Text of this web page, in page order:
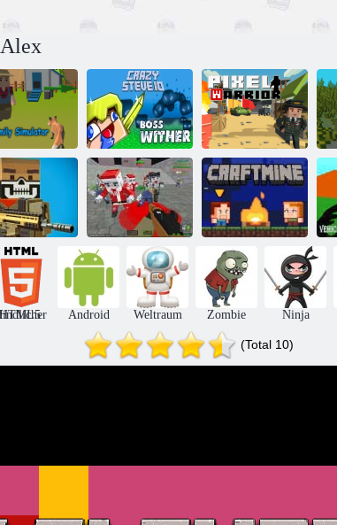
Fox Family
Simulator
Crazysteve. io Pixel -Krieger
Verrückte
Pixelkrieg
Pixelkriege
Apokalypse
Zombie
Android Weltraum Zombie Ninja
(Total 10)